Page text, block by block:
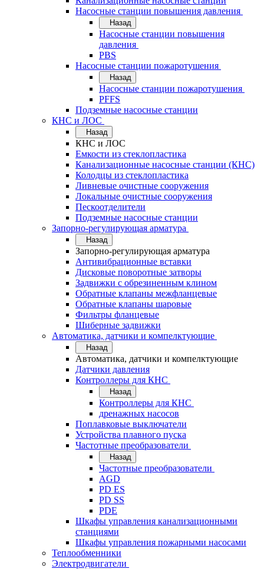
Насосные станции повышения давления
Назад
Насосные станции повышения
давления
PBS
Насосные станции пожаротушения
Назад
Насосные станции пожаротушения
PFFS
Подземные насосные станции
КНС и ЛОС
Назад
КНС и ЛОС
Емкости из стеклопластика
Канализационные насосные станции (КНС)
Колодцы из стеклопластика
Ливневые очистные сооружения
Локальные очистные сооружения
Пескоотделители
Подземные насосные станции
Запорно-регулирующая арматура
Назад
Запорно-регулирующая арматура
Антивибрационные вставки
Дисковые поворотные затворы
Задвижки с обрезиненным клином
Обратные клапаны межфланцевые
Обратные клапаны шаровые
Фильтры фланцевые
Шиберные задвижки
Автоматика, датчики и компелктующие
Назад
Автоматика, датчики и компелктующие
Датчики давления
Контроллеры для КНС
Назад
Контроллеры для КНС
дренажных насосов
Поплавковые выключатели
Устройства плавного пуска
Частотные преобразователи
Назад
Частотные преобразователи
AGD
PD ES
PD SS
PDE
Шкафы управления канализационными
станциями
Шкафы управления пожарными насосами
Теплообменники
Электродвигатели